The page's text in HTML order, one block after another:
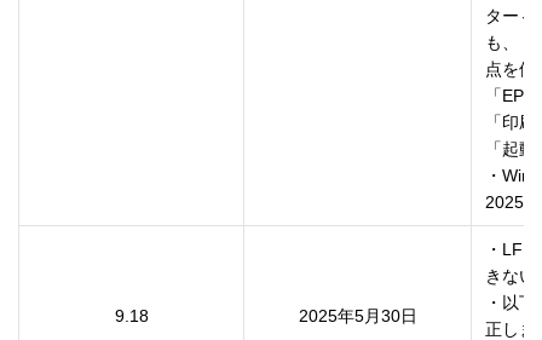
ター⇔
も、
点を修
「
「印
「起
・
9.18 2025年5月30日
・
きない
・以
正しま